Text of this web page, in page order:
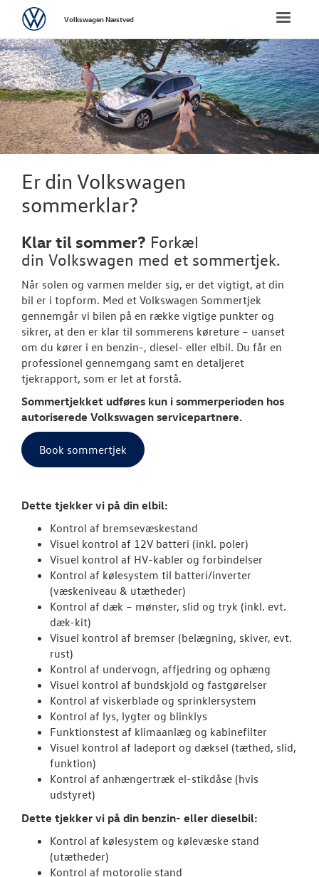
FORSIDE
NYE
NYE VAREBILER
TILBEHØR
JOB OG
OM OS
NYHEDER
Toggle
VolkswagenVolkswagen Næstved
Er din Volkswagen
sommerklar?
Klar til sommer? Forkæl
din Volkswagen med et sommertjek.
Når solen og varmen melder sig, er det vigtigt, at din
bil er i topform. Med et Volkswagen Sommertjek
gennemgår vi bilen på en række vigtige punkter og
sikrer, at den er klar til sommerens køreture – uanset
om du kører i en benzin-, diesel- eller elbil. Du får en
professionel gennemgang samt en detaljeret
tjekrapport, som er let at forstå.
Sommertjekket udføres kun i sommerperioden hos
autoriserede Volkswagen servicepartnere.
Book sommertjek
Dette tjekker vi på din elbil:
Kontrol af bremsevæskestand
Visuel kontrol af 12V batteri (inkl. poler)
Visuel kontrol af HV-kabler og forbindelser
Kontrol af kølesystem til batteri/inverter
(væskeniveau & utætheder)
Kontrol af dæk – mønster, slid og tryk (inkl. evt.
dæk-kit)
Visuel kontrol af bremser (belægning, skiver, evt.
rust)
Kontrol af undervogn, affjedring og ophæng
Visuel kontrol af bundskjold og fastgørelser
Kontrol af viskerblade og sprinklersystem
Kontrol af lys, lygter og blinklys
Funktionstest af klimaanlæg og kabinefilter
Visuel kontrol af ladeport og dæksel (tæthed, slid,
funktion)
Kontrol af anhængertræk el-stikdåse (hvis
udstyret)
Dette tjekker vi på din benzin- eller dieselbil:
Kontrol af kølesystem og kølevæske stand
(utætheder)
Kontrol af motorolie stand